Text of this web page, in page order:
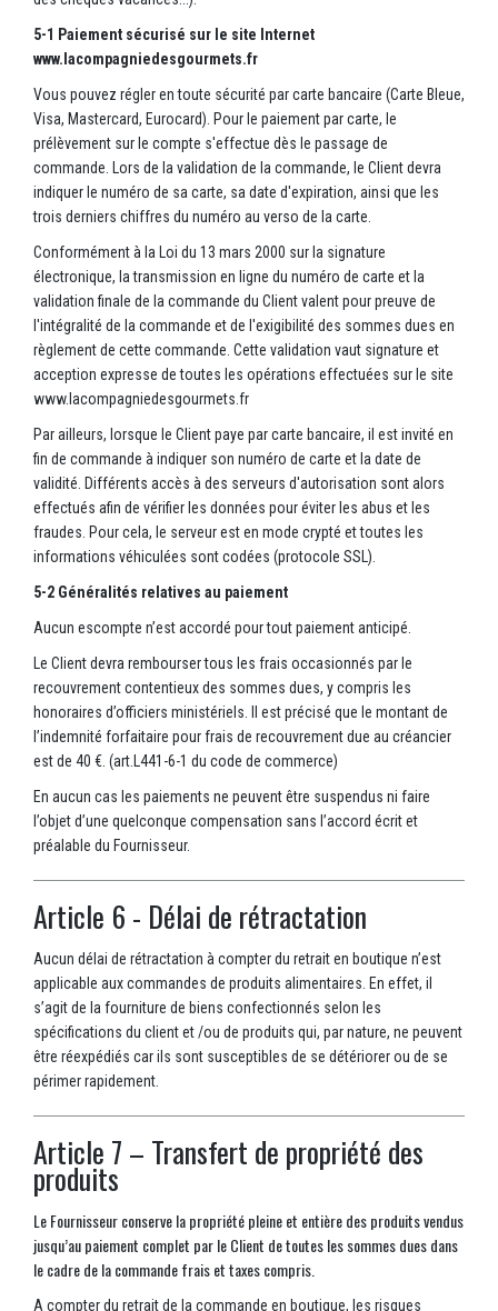
5-1 Paiement sécurisé sur le site Internet
www.lacompagniedesgourmets.fr
Vous pouvez régler en toute sécurité par carte bancaire (Carte Bleue,
Visa, Mastercard, Eurocard). Pour le paiement par carte, le
prélèvement sur le compte s'effectue dès le passage de
commande. Lors de la validation de la commande, le Client devra
indiquer le numéro de sa carte, sa date d'expiration, ainsi que les
trois derniers chiffres du numéro au verso de la carte.
Conformément à la Loi du 13 mars 2000 sur la signature
électronique, la transmission en ligne du numéro de carte et la
validation finale de la commande du Client valent pour preuve de
l'intégralité de la commande et de l'exigibilité des sommes dues en
règlement de cette commande. Cette validation vaut signature et
acception expresse de toutes les opérations effectuées sur le site
www.lacompagniedesgourmets.fr
Par ailleurs, lorsque le Client paye par carte bancaire, il est invité en
fin de commande à indiquer son numéro de carte et la date de
validité. Différents accès à des serveurs d'autorisation sont alors
effectués afin de vérifier les données pour éviter les abus et les
fraudes. Pour cela, le serveur est en mode crypté et toutes les
informations véhiculées sont codées (protocole SSL).
5-2 Généralités relatives au paiement
Aucun escompte n’est accordé pour tout paiement anticipé.
Le Client devra rembourser tous les frais occasionnés par le
recouvrement contentieux des sommes dues, y compris les
honoraires d’officiers ministériels. Il est précisé que le montant de
l’indemnité forfaitaire pour frais de recouvrement due au créancier
est de 40 €. (art.L441-6-1 du code de commerce)
En aucun cas les paiements ne peuvent être suspendus ni faire
l’objet d’une quelconque compensation sans l’accord écrit et
préalable du Fournisseur.
Article 6 - Délai de rétractation
Aucun délai de rétractation à compter du retrait en boutique n’est
applicable aux commandes de produits alimentaires. En effet, il
s’agit de la fourniture de biens confectionnés selon les
spécifications du client et /ou de produits qui, par nature, ne peuvent
être réexpédiés car ils sont susceptibles de se détériorer ou de se
périmer rapidement.
Article 7 – Transfert de propriété des
produits
Le Fournisseur conserve la propriété pleine et entière des produits vendus
jusqu’au paiement complet par le Client de toutes les sommes dues dans
le cadre de la commande frais et taxes compris.
A compter du retrait de la commande en boutique, les risques